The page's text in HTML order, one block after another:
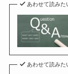
あわせて読みた
あわせて読みた